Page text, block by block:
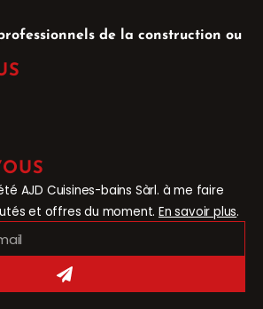
de la construction ou
AJD Cuisines-bains Sàrl. à me faire
et offres du moment. En savoir plus.